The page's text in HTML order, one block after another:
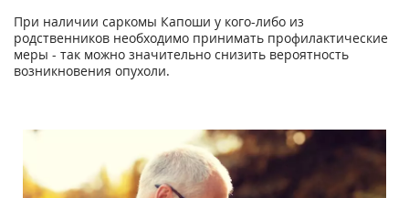
При наличии саркомы Капоши у кого-либо из
родственников необходимо принимать профилактические
меры - так можно значительно снизить вероятность
возникновения опухоли.